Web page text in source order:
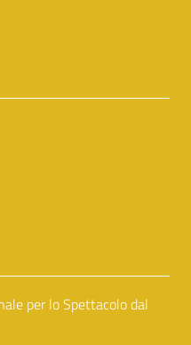
per lo Spettacolo dal